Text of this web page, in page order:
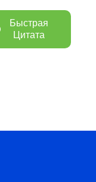
Быстрая
Цитата